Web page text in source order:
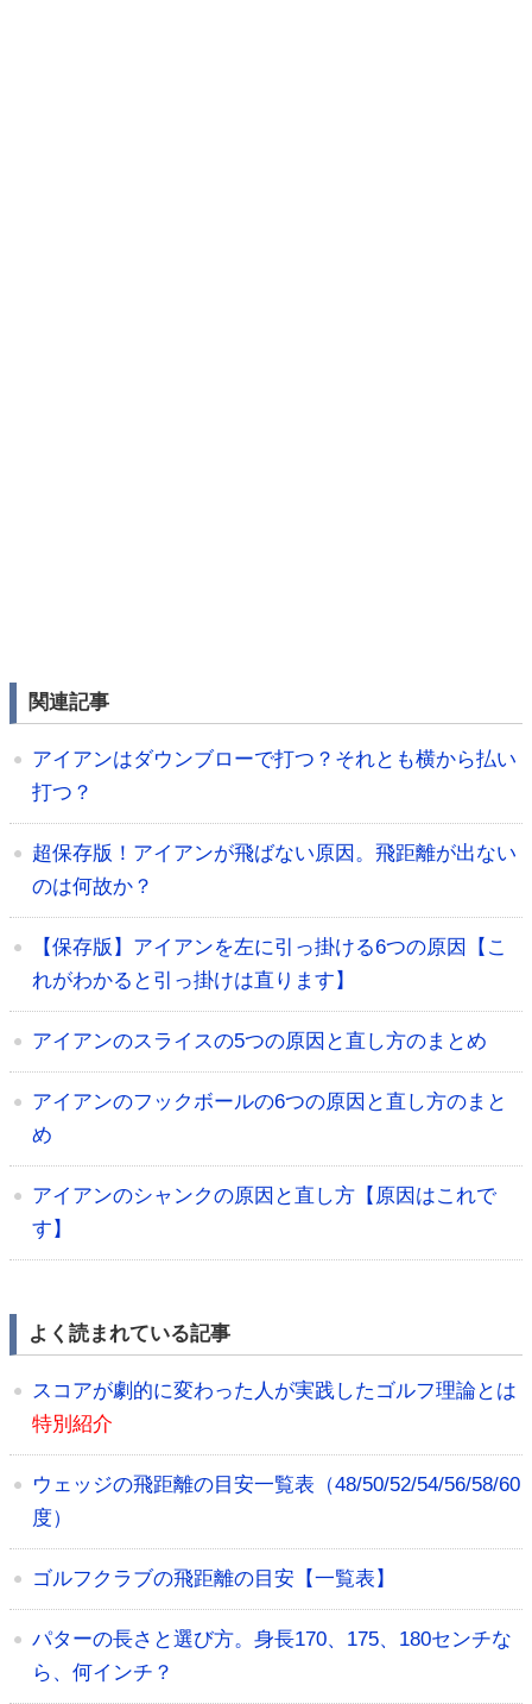
関連記事
アイアンはダウンブローで打つ？それとも横から払い
打つ？
超保存版！アイアンが飛ばない原因。飛距離が出ない
のは何故か？
【保存版】アイアンを左に引っ掛ける6つの原因【こ
れがわかると引っ掛けは直ります】
アイアンのスライスの5つの原因と直し方のまとめ
アイアンのフックボールの6つの原因と直し方のまと
め
アイアンのシャンクの原因と直し方【原因はこれで
す】
よく読まれている記事
スコアが劇的に変わった人が実践したゴルフ理論とは
特別紹介
ウェッジの飛距離の目安一覧表（48/50/52/54/56/58/60
度）
ゴルフクラブの飛距離の目安【一覧表】
パターの長さと選び方。身長170、175、180センチな
ら、何インチ？